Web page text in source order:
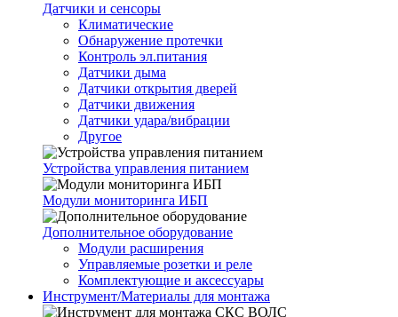
Датчики и сенсоры
Климатические
Обнаружение протечки
Контроль эл.питания
Датчики дыма
Датчики открытия дверей
Датчики движения
Датчики удара/вибрации
Другое
Устройства управления питанием
Модули мониторинга ИБП
Дополнительное оборудование
Модули расширения
Управляемые розетки и реле
Комплектующие и аксессуары
Инструмент/Материалы для монтажа